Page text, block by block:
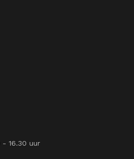
- 16.30 uur